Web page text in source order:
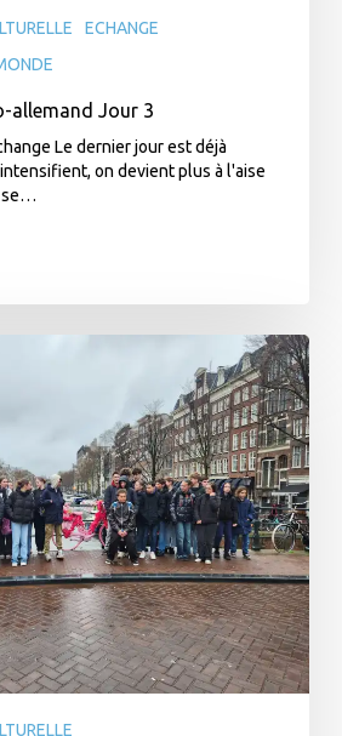
ECHANGE
allemand Jour 3
Le dernier jour est déjà
on devient plus à l'aise
se…